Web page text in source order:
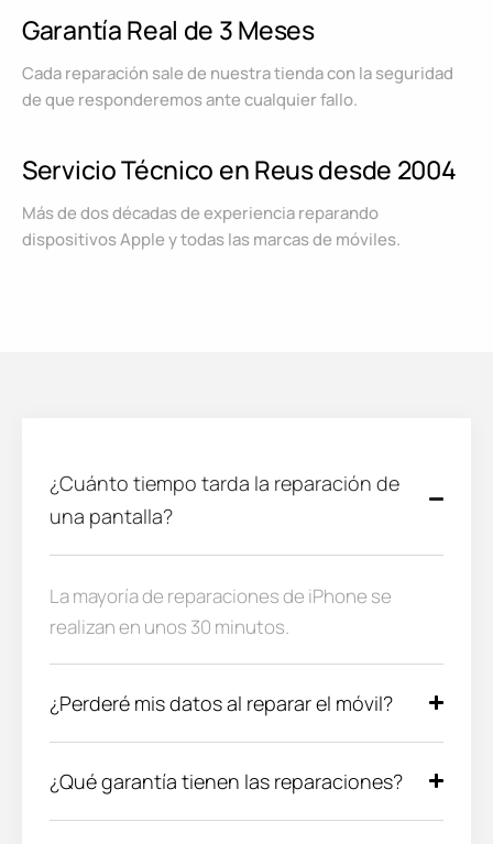
Garantía Real de 3 Meses
Cada reparación sale de nuestra tienda con la seguridad
de que responderemos ante cualquier fallo.
Servicio Técnico en Reus desde 2004
Más de dos décadas de experiencia reparando
dispositivos Apple y todas las marcas de móviles.
¿Cuánto tiempo tarda la reparación de
una pantalla?
La mayoría de reparaciones de iPhone se
realizan en unos 30 minutos.
¿Perderé mis datos al reparar el móvil?
¿Qué garantía tienen las reparaciones?